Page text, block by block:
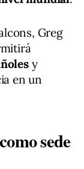
Greg
y
en un
sede